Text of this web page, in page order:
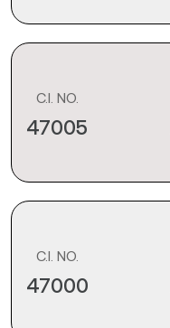
C.I. NO.
47005
C.I. NO.
47000